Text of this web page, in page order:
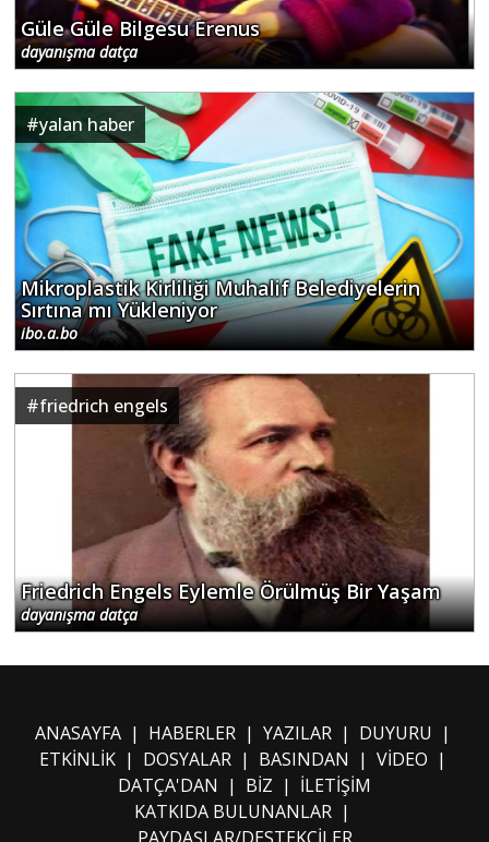
Güle Güle Bilgesu Erenus
dayanışma datça
#yalan haber
Mikroplastik Kirliliği Muhalif Belediyelerin
Sırtına mı Yükleniyor
ibo.a.bo
#friedrich engels
Friedrich Engels Eylemle Örülmüş Bir Yaşam
dayanışma datça
ANASAYFA| HABERLER| YAZILAR| DUYURU |
ETKİNLİK| DOSYALAR| BASINDAN | VİDEO |
DATÇA'DAN | BİZ | İLETİŞİM
KATKIDA BULUNANLAR |